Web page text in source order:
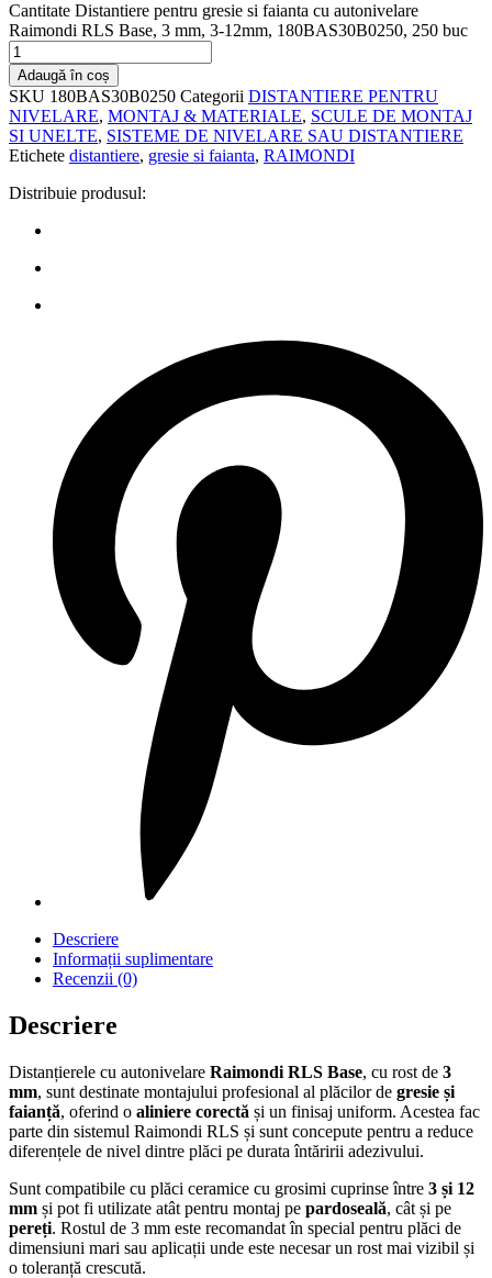
Cantitate Distantiere pentru gresie si faianta cu autonivelare
Raimondi RLS Base, 3 mm, 3-12mm, 180BAS30B0250, 250 buc
Adaugă în coș
SKU 180BAS30B0250 Categorii DISTANTIERE PENTRU
NIVELARE, MONTAJ & MATERIALE, SCULE DE MONTAJ
SI UNELTE, SISTEME DE NIVELARE SAU DISTANTIERE
Etichete distantiere, gresie si faianta, RAIMONDI
Distribuie produsul:
Descriere
Informații suplimentare
Recenzii (0)
Descriere
Distanțierele cu autonivelare Raimondi RLS Base, cu rost de 3
mm, sunt destinate montajului profesional al plăcilor de gresie și
faianță, oferind o aliniere corectă și un finisaj uniform. Acestea fac
parte din sistemul Raimondi RLS și sunt concepute pentru a reduce
diferențele de nivel dintre plăci pe durata întăririi adezivului.
Sunt compatibile cu plăci ceramice cu grosimi cuprinse între 3 și 12
mm și pot fi utilizate atât pentru montaj pe pardoseală, cât și pe
pereți. Rostul de 3 mm este recomandat în special pentru plăci de
dimensiuni mari sau aplicații unde este necesar un rost mai vizibil și
o toleranță crescută.